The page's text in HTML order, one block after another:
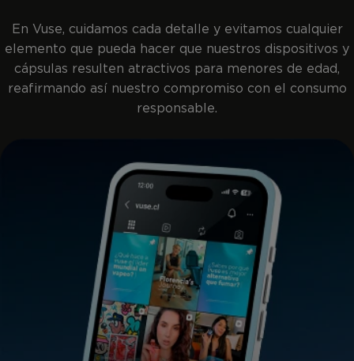
En Vuse, cuidamos cada detalle y evitamos cualquier
elemento que pueda hacer que nuestros dispositivos y
cápsulas resulten atractivos para menores de edad,
reafirmando así nuestro compromiso con el consumo
responsable.